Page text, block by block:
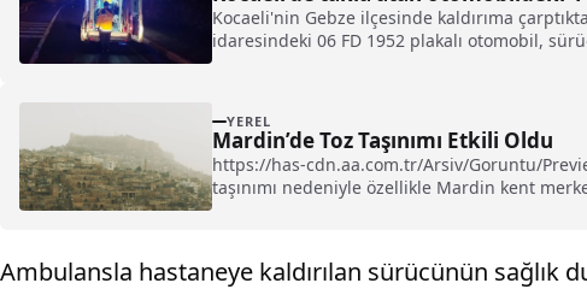
Kocaeli'nin Gebze ilçesinde kaldırıma
idaresindeki 06 FD 1952 plakalı otomobil,
YEREL
Mardin’de Toz Taşınımı Etkili Oldu
https://has-cdn.aa.com.tr/Arsiv/Goruntu/
taşınımı nedeniyle özellikle Mardin kent
Ambulansla hastaneye kaldırılan sürücünün sağlık